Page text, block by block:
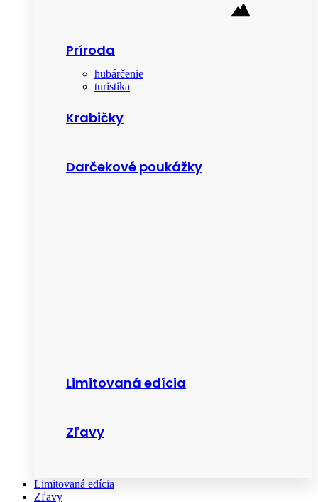
Príroda
hubárčenie
turistika
Krabičky
Darčekové poukážky
Limitovaná edícia
Zľavy
Limitovaná edícia
Zľavy